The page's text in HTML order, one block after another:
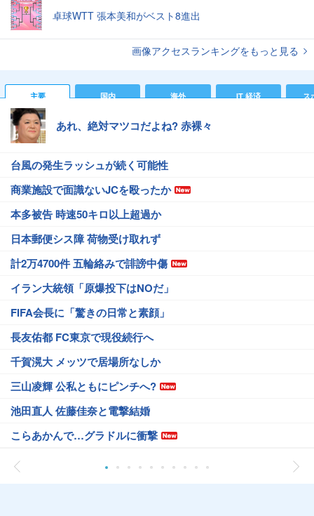
卓球WTT 張本美和がベスト8進出
画像アクセスランキングをもっと見る
主要 国内 海外 IT 経済 ス
あれ、絶対マツコだよね? 赤裸々
台風の発生ラッシュが続く可能性
商業施設で面識ないJCを殴ったか
本多被告 時速50キロ以上超過か
日本郵便シス障 荷物受け取れず
計2万4700件 五輪絡みで誹謗中傷
イラン大統領「原爆投下はNOだ」
FIFA会長に「驚きの日常と素顔」
長友佑都 FC東京で現役続行へ
千賀滉大 メッツで居場所なしか
三山凌輝 公私ともにピンチへ?
池田直人 佐藤佳奈と電撃結婚
こらあかんで…グラドルに衝撃